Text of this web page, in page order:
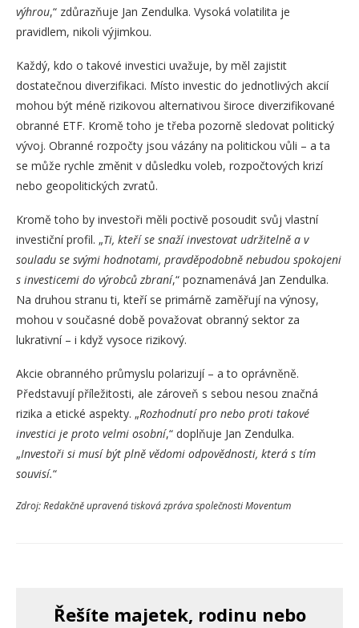
výhrou,“ zdůrazňuje Jan Zendulka. Vysoká volatilita je
pravidlem, nikoli výjimkou.
Každý, kdo o takové investici uvažuje, by měl zajistit
dostatečnou diverzifikaci. Místo investic do jednotlivých akcií
mohou být méně rizikovou alternativou široce diverzifikované
obranné ETF. Kromě toho je třeba pozorně sledovat politický
vývoj. Obranné rozpočty jsou vázány na politickou vůli – a ta
se může rychle změnit v důsledku voleb, rozpočtových krizí
nebo geopolitických zvratů.
Kromě toho by investoři měli poctivě posoudit svůj vlastní
investiční profil. „Ti, kteří se snaží investovat udržitelně a v
souladu se svými hodnotami, pravděpodobně nebudou spokojeni
s investicemi do výrobců zbraní,“ poznamenává Jan Zendulka.
Na druhou stranu ti, kteří se primárně zaměřují na výnosy,
mohou v současné době považovat obranný sektor za
lukrativní – i když vysoce rizikový.
Akcie obranného průmyslu polarizují – a to oprávněně.
Představují příležitosti, ale zároveň s sebou nesou značná
rizika a etické aspekty. „Rozhodnutí pro nebo proti takové
investici je proto velmi osobní,“ doplňuje Jan Zendulka.
„Investoři si musí být plně vědomi odpovědnosti, která s tím
souvisí.“
Zdroj: Redakčně upravená tisková zpráva společnosti Moventum
Řešíte majetek, rodinu nebo